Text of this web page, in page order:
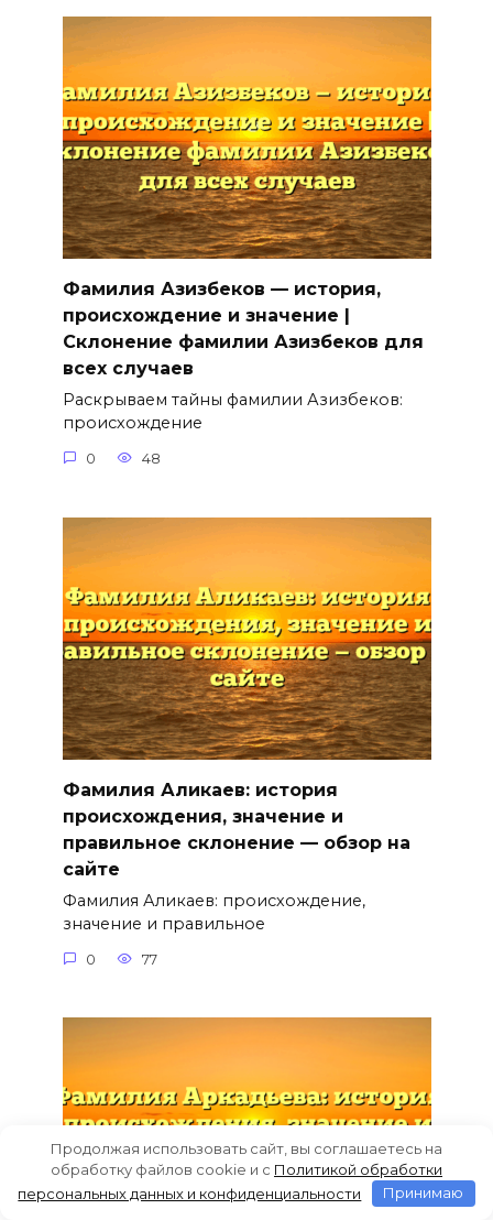
Фамилия Азизбеков — история,
происхождение и значение |
Склонение фамилии Азизбеков для
всех случаев
Раскрываем тайны фамилии Азизбеков:
происхождение
0 48
Фамилия Аликаев: история
происхождения, значение и
правильное склонение — обзор на
сайте
Фамилия Аликаев: происхождение,
значение и правильное
0 77
Продолжая использовать сайт, вы соглашаетесь на
обработку файлов cookie и c Политикой обработки
персональных данных и конфиденциальности
Принимаю